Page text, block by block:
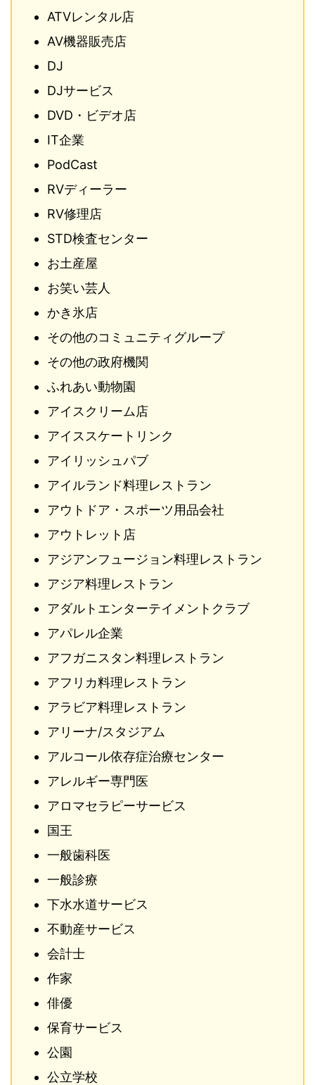
ATVレンタル店
AV機器販売店
DJ
DJサービス
DVD・ビデオ店
IT企業
PodCast
RVディーラー
RV修理店
STD検査センター
お土産屋
お笑い芸人
かき氷店
その他のコミュニティグループ
その他の政府機関
ふれあい動物園
アイスクリーム店
アイススケートリンク
アイリッシュパブ
アイルランド料理レストラン
アウトドア・スポーツ用品会社
アウトレット店
アジアンフュージョン料理レストラン
アジア料理レストラン
アダルトエンターテイメントクラブ
アパレル企業
アフガニスタン料理レストラン
アフリカ料理レストラン
アラビア料理レストラン
アリーナ/スタジアム
アルコール依存症治療センター
アレルギー専門医
アロマセラピーサービス
国王
一般歯科医
一般診療
下水水道サービス
不動産サービス
会計士
作家
俳優
保育サービス
公園
公立学校